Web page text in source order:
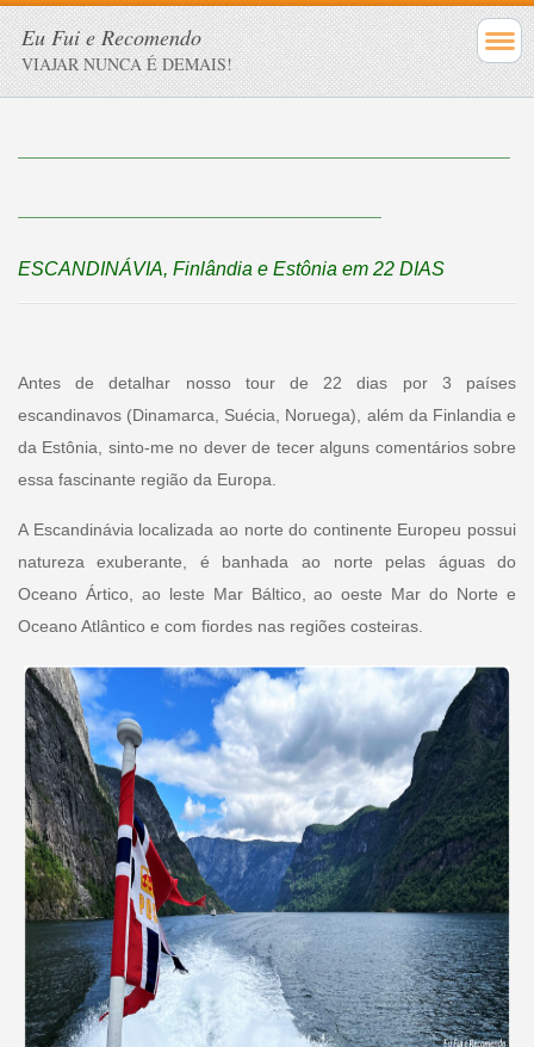
Eu Fui e Recomendo
VIAJAR NUNCA É DEMAIS!
ESCANDINÁVIA, Finlândia e Estônia em 22 DIAS
Antes de detalhar nosso tour de 22 dias por 3 países
escandinavos (Dinamarca, Suécia, Noruega), além da Finlandia e
da Estônia, sinto-me no dever de tecer alguns comentários sobre
essa fascinante região da Europa.
A Escandinávia localizada ao norte do continente Europeu possui
natureza exuberante, é banhada ao norte pelas águas do
Oceano Ártico, ao leste Mar Báltico, ao oeste Mar do Norte e
Oceano Atlântico e com fiordes nas regiões costeiras.